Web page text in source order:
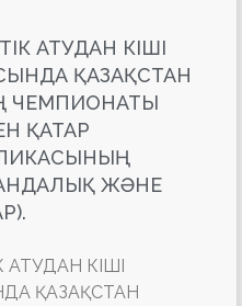
АТУДАН КІШІ
ҚАЗАҚСТАН
ЧЕМПИОНАТЫ
ҚАТАР
ЖӘНЕ
КІШІ
ҚАЗАҚСТАН